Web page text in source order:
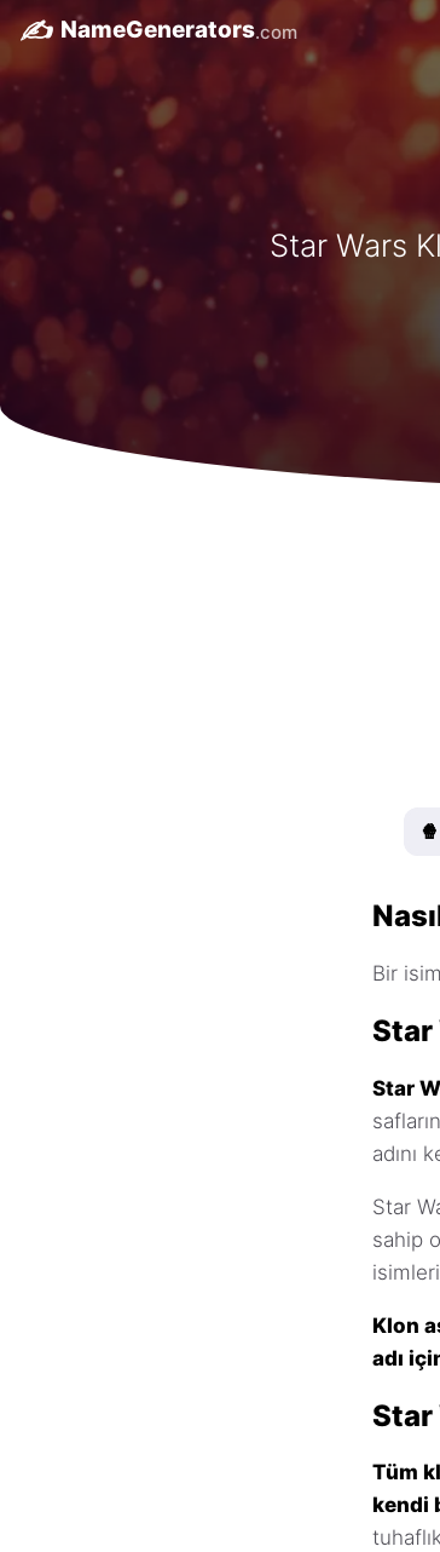
✍️ NameGenerators.com
Star Wars
Bir
Star
Star
adını
Star
sahip
Klon
adı
Star
Tüm
kendi